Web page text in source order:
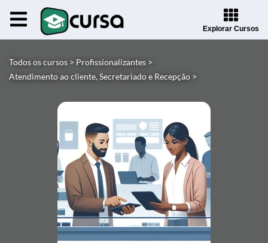
Explorar Cursos
Todos os cursos > Profissionalizantes >
Atendimento ao cliente, Secretariado e Recepção >